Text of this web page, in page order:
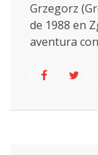
Grzegorz
de 1988 en
aventura